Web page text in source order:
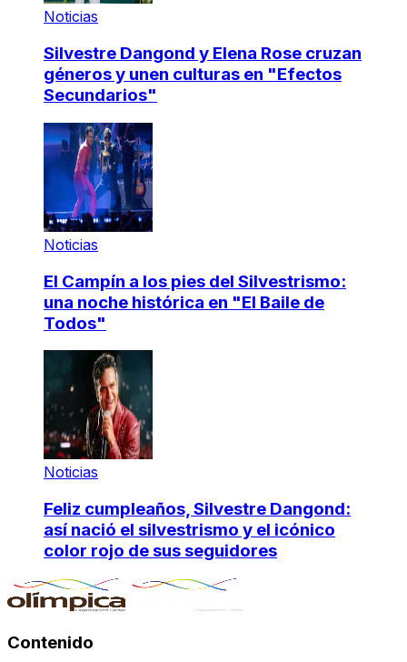
Noticias
Silvestre Dangond y Elena Rose cruzan
géneros y unen culturas en "Efectos
Secundarios"
Noticias
El Campín a los pies del Silvestrismo:
una noche histórica en "El Baile de
Todos"
Noticias
Feliz cumpleaños, Silvestre Dangond:
así nació el silvestrismo y el icónico
color rojo de sus seguidores
Contenido